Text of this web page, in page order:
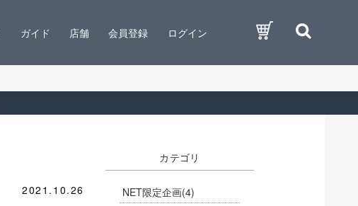
ガイド 店舗 会員登録 ログイン
2021.10.26
カテゴリ
NET限定企画(4)